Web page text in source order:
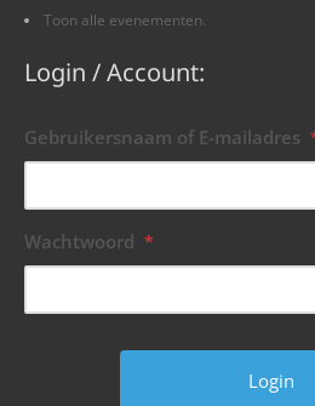
Toon alle evenementen.
Login / Account:
Gebruikersnaam of E-mailadres
Wachtwoord *